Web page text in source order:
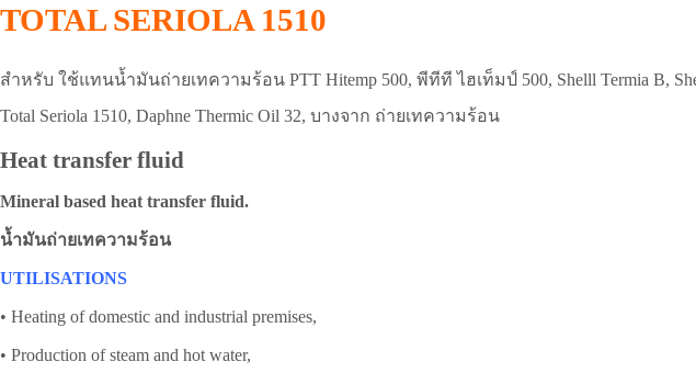
TOTAL SERIOLA 1510
สำหรับ ใช้แทนน้ำมันถ่ายเทความร้อน PTT Hitemp 500, พีทีที ไฮเท็มป์ 500, Shelll Termia B, Shell
Total Seriola 1510, Daphne Thermic Oil 32, บางจาก ถ่ายเทความร้อน
Heat transfer fluid
Mineral based heat transfer fluid.
น้ำมันถ่ายเทความร้อน
UTILISATIONS
• Heating of domestic and industrial premises,
• Production of steam and hot water,